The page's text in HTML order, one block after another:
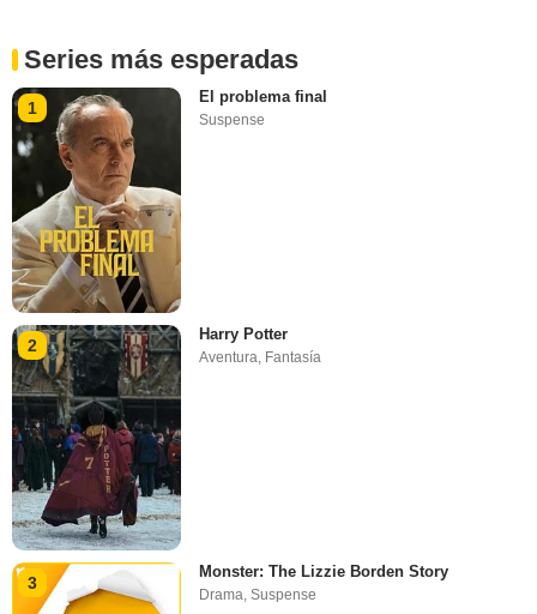
Series más esperadas
1
El problema final
Suspense
2
Harry Potter
Aventura, Fantasía
3
Monster: The Lizzie Borden Story
Drama,Suspense